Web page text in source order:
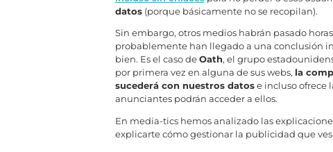
datos(porque básicamente no se recopilan).
Sin embargo, otros medios habrán pasado
probablemente han llegado a una conclusión
bien. Es el caso de Oath, el grupo
por primera vez en alguna de sus webs, la
sucederá con nuestros datose incluso ofrece
anunciantes podrán acceder a ellos.
En media-tics hemos analizado las
explicarte cómo gestionar la publicidad que